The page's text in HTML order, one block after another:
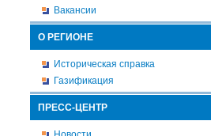
Вакансии
О РЕГИОНЕ
Историческая справка
Газификация
ПРЕСС-ЦЕНТР